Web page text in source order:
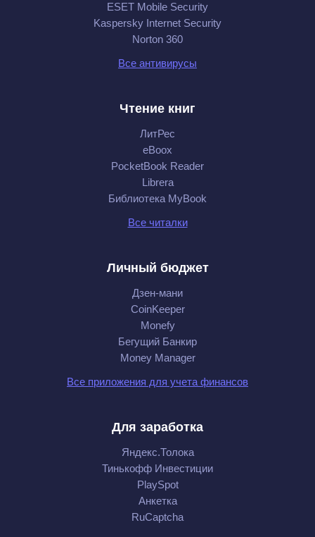
ESET Mobile Security
Kaspersky Internet Security
Norton 360
Все антивирусы
Чтение книг
ЛитРес
eBoox
PocketBook Reader
Librera
Библиотека MyBook
Все читалки
Личный бюджет
Дзен-мани
CoinKeeper
Monefy
Бегущий Банкир
Money Manager
Все приложения для учета финансов
Для заработка
Яндекс.Толока
Тинькофф Инвестиции
PlaySpot
Анкетка
RuCaptcha